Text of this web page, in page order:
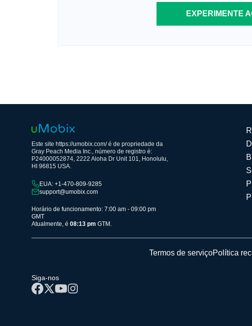
EXPERIMENTE
Este site https://umobix.com/ é de propriedade da
Gray Peach Media Inc., número de registro é:
P24000052874, 2222 Aloha Dr Unit 101, Honolulu,
HI 96815 USA.
EUA: +1-470-809-9285
support@umobix.com
Horário de funcionamento: 7:00 am - 09:00 pm
GMT
Atualmente, é 08:13 pm GTM.
Termos de serviçoPolítica
Siga-nos